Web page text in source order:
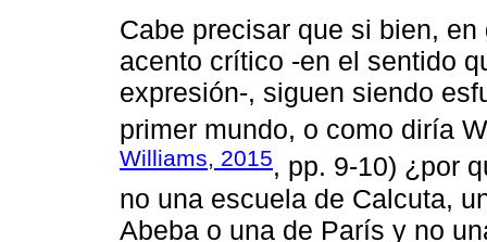
Cabe precisar que si bien,
acento crítico -en el sentido
expresión-, siguen siendo
primer mundo, o como diría
Williams, 2015, pp. 9-10) ¿por
no una escuela de Calcuta,
Abeba o una de París y no